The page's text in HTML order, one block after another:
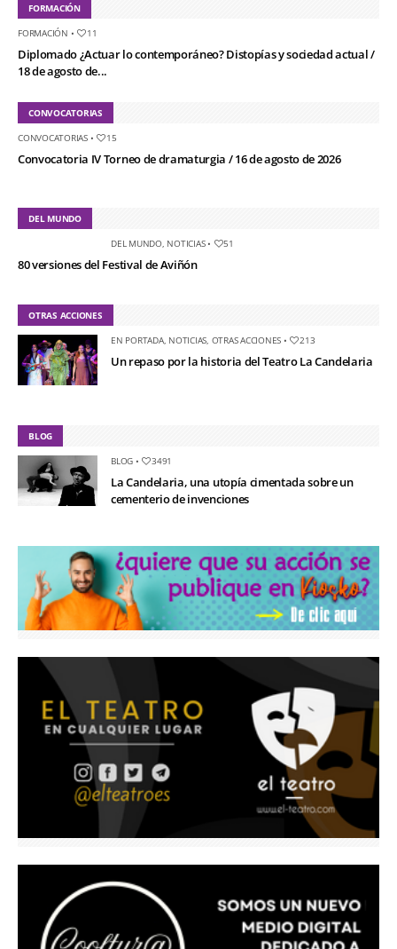
FORMACIÓN
FORMACIÓN • 11
Diplomado ¿Actuar lo contemporáneo? Distopías y sociedad actual /
18 de agosto de...
CONVOCATORIAS
CONVOCATORIAS• 15
Convocatoria IV Torneo de dramaturgia / 16 de agosto de 2026
DEL MUNDO
DEL MUNDO, NOTICIAS• 51
80 versiones del Festival de Aviñón
OTRAS ACCIONES
EN PORTADA, NOTICIAS OTRAS ACCIONES • 213
Un repaso por la historia del Teatro La Candelaria
BLOG
BLOG • 3491
La Candelaria, una utopía cimentada sobre un
cementerio de invenciones